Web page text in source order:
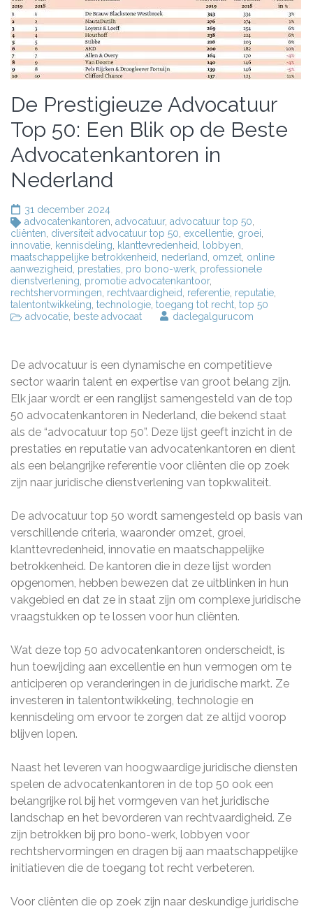
De Prestigieuze Advocatuur
Top 50: Een Blik op de Beste
Advocatenkantoren in
Nederland
31 december 2024
advocatenkantoren advocatuur, advocatuur top 50
cliënten diversiteit advocatuur top 50 excellentie groei
innovatie kennisdeling klanttevredenheid lobbyen
maatschappelijke betrokkenheid
nederland omzet online
aanwezigheid
prestaties pro bono-werk professionele
dienstverlening promotie advocatenkantoor,
rechtshervormingen rechtvaardigheid referentie reputatie
talentontwikkeling technologie toegang tot recht top 50
advocatie beste advocaat daclegalgurucom
De advocatuur is een dynamische en competitieve
sector waarin talent en expertise van groot belang zijn.
Elk jaar wordt er een ranglijst samengesteld van de top
50 advocatenkantoren in Nederland, die bekend staat
als de “advocatuur top 50”. Deze lijst geeft inzicht in de
prestaties en reputatie van advocatenkantoren en dient
als een belangrijke referentie voor cliënten die op zoek
zijn naar juridische dienstverlening van topkwaliteit.
De advocatuur top 50 wordt samengesteld op basis van
verschillende criteria, waaronder omzet, groei,
klanttevredenheid, innovatie en maatschappelijke
betrokkenheid. De kantoren die in deze lijst worden
opgenomen, hebben bewezen dat ze uitblinken in hun
vakgebied en dat ze in staat zijn om complexe juridische
vraagstukken op te lossen voor hun cliënten.
Wat deze top 50 advocatenkantoren onderscheidt, is
hun toewijding aan excellentie en hun vermogen om te
anticiperen op veranderingen in de juridische markt. Ze
investeren in talentontwikkeling, technologie en
kennisdeling om ervoor te zorgen dat ze altijd voorop
blijven lopen.
Naast het leveren van hoogwaardige juridische diensten
spelen de advocatenkantoren in de top 50 ook een
belangrijke rol bij het vormgeven van het juridische
landschap en het bevorderen van rechtvaardigheid. Ze
zijn betrokken bij pro bono-werk, lobbyen voor
rechtshervormingen en dragen bij aan maatschappelijke
initiatieven die de toegang tot recht verbeteren.
Voor cliënten die op zoek zijn naar deskundige juridische